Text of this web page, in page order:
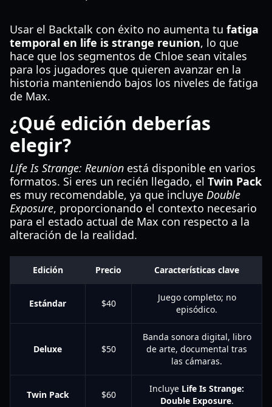
Usar el Backtalk con éxito no aumenta tu fatiga
temporal en life is strange reunion, lo que
hace que los segmentos de Chloe sean vitales
para los jugadores que quieren avanzar en la
historia manteniendo bajos los niveles de fatiga
de Max.
¿Qué edición deberías
elegir?
Life Is Strange: Reunion está disponible en varios
formatos. Si eres un recién llegado, el Twin Pack
es muy recomendable, ya que incluye Double
Exposure, proporcionando el contexto necesario
para el estado actual de Max con respecto a la
alteración de la realidad.
Edición Precio Características clave
Estándar $40
Juego completo; no
episódico.
Deluxe $50
Banda sonora digital, libro
de arte, documental tras
las cámaras.
Twin Pack $60
Incluye Life Is Strange:
Double Exposure.